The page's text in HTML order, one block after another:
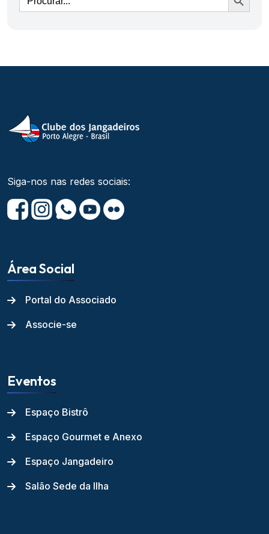
Siga-nos nas redes sociais:
Área Social
Portal do Associado
Associe-se
Eventos
Espaço Bistrô
Espaço Gourmet e Anexo
Espaço Jangadeiro
Salão Sede da Ilha